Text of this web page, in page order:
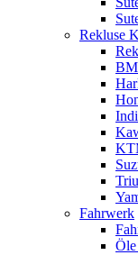
Rekluse
Fahrwerk